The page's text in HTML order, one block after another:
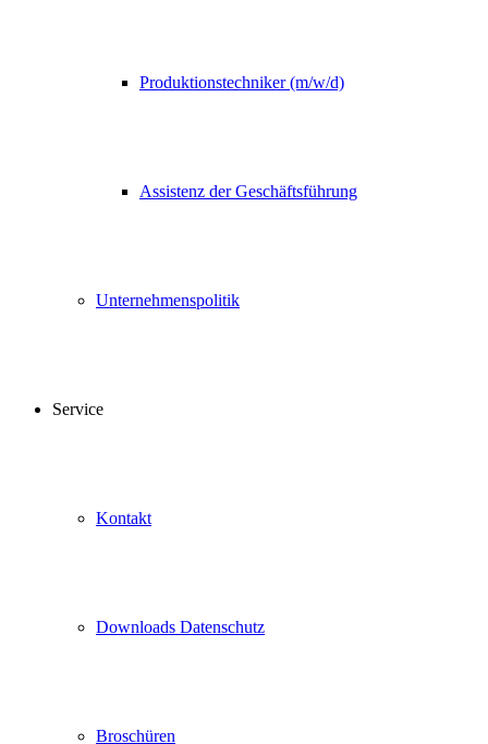
Produktionstechniker (m/w/d)
Assistenz der Geschäftsführung
Unternehmenspolitik
Service
Kontakt
Downloads Datenschutz
Broschüren